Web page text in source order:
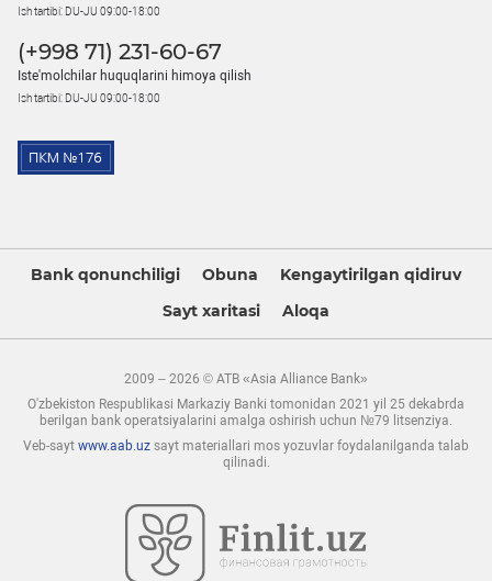
Ish tartibi: DU-JU 09:00-18:00
(+998 71) 231-60-67
Iste'molchilar huquqlarini himoya qilish
Ish tartibi: DU-JU 09:00-18:00
Bank qonunchiligi Obuna
Kengaytirilgan qidiruv
Sayt xaritasi
Aloqa
2009 – 2026 © ATB «Asia Alliance Bank»
O'zbekiston Respublikasi Markaziy Banki tomonidan 2021 yil 25 dekabrda
berilgan bank operatsiyalarini amalga oshirish uchun №79 litsenziya.
Veb-sayt www.aab.uz sayt materiallari mos yozuvlar foydalanilganda talab
qilinadi.